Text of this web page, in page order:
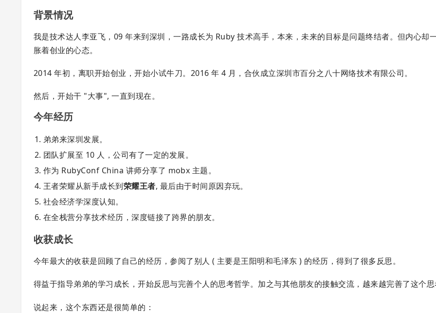
背景情况
我是技术达人李亚飞，09 年来到深圳，一路成长为 Ruby 技术高手，本来，未来的目标是问题终结者。但内心却
胀着创业的心态。
2014 年初，离职开始创业，开始小试牛刀。2016 年 4 月，合伙成立深圳市百分之八十网络技术有限公司。
然后，开始干 "大事", 一直到现在。
今年经历
弟弟来深圳发展。
团队扩展至 10 人，公司有了一定的发展。
作为 RubyConf China 讲师分享了 mobx 主题。
王者荣耀从新手成长到荣耀王者, 最后由于时间原因弃玩。
社会经济学深度认知。
在全栈营分享技术经历，深度链接了跨界的朋友。
收获成长
今年最大的收获是回顾了自己的经历，参阅了别人 ( 主要是王阳明和毛泽东 ) 的经历，得到了很多反思。
得益于指导弟弟的学习成长，开始反思与完善个人的思考哲学。加之与其他朋友的接触交流，越来越完善了这个思
说起来，这个东西还是很简单的：